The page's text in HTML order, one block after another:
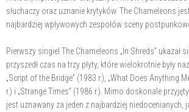
słuchaczy oraz uznanie krytyków. The Chameleons
najbardziej wpływowych zespołów sceny
Pierwszy singiel The Chameleons „In Shreds” ukazał
przyszedł czas na trzy płyty, które wielokrotnie były
„Script of the Bridge” (1983 r.), „What Does Anything
r.) i „Strange Times” (1986 r.). Mimo doskonale
jest uznawany za jeden z najbardziej niedocenianych,